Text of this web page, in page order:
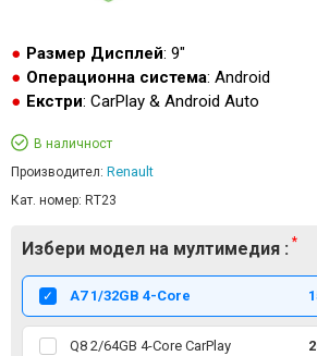
Размер Дисплей: 9"
Операционна система: Android
Екстри: CarPlay & Android Auto
В наличност
Производител: Renault
Кат. номер: RT23
Избери модел на мултимедия :
А7 1/32GB 4-Core
Q8 2/64GB 4-Core CarPlay